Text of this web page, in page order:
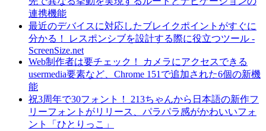
連携機能
最近のデバイスに対応したブレイクポイントがすぐに
分かる！ レスポンシブを設計する際に役立つツール -
ScreenSize.net
Web制作者は要チェック！ カメラにアクセスできる
usermedia要素など、Chrome 151で追加された6個の新機
能
祝3周年で30フォント！ 213ちゃんから日本語の新作フ
リーフォントがリリース、パラパラ感がかわいいフォ
ント「ひとりっこ」